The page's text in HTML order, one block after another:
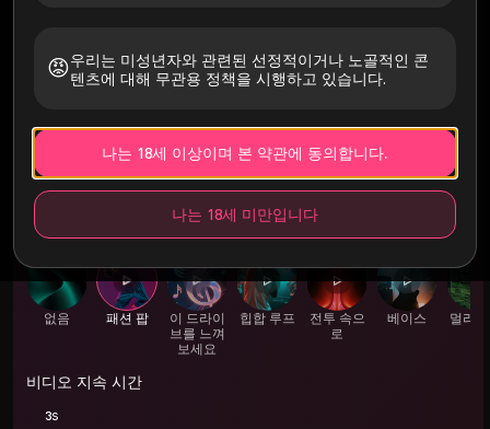
😡우리는 미성년자와 관련된 선정적이거나 노골적인 콘
텐츠에 대해 무관용 정책을 시행하고 있습니다.
나는 18세 이상이며 본 약관에 동의합니다.
나는 18세 미만입니다
이미지를 선택하려면 여기를 클릭하세요.
본인 또는 명시적으로 동의를 받은 사람의 이미지만 업로
텍스트 설명
배경음악
없음 패션 팝
이 드라이
브를 느껴
보세요
힙합 루프
전투 속으
로
베이스
멀리
비디오 지속 시간
3s